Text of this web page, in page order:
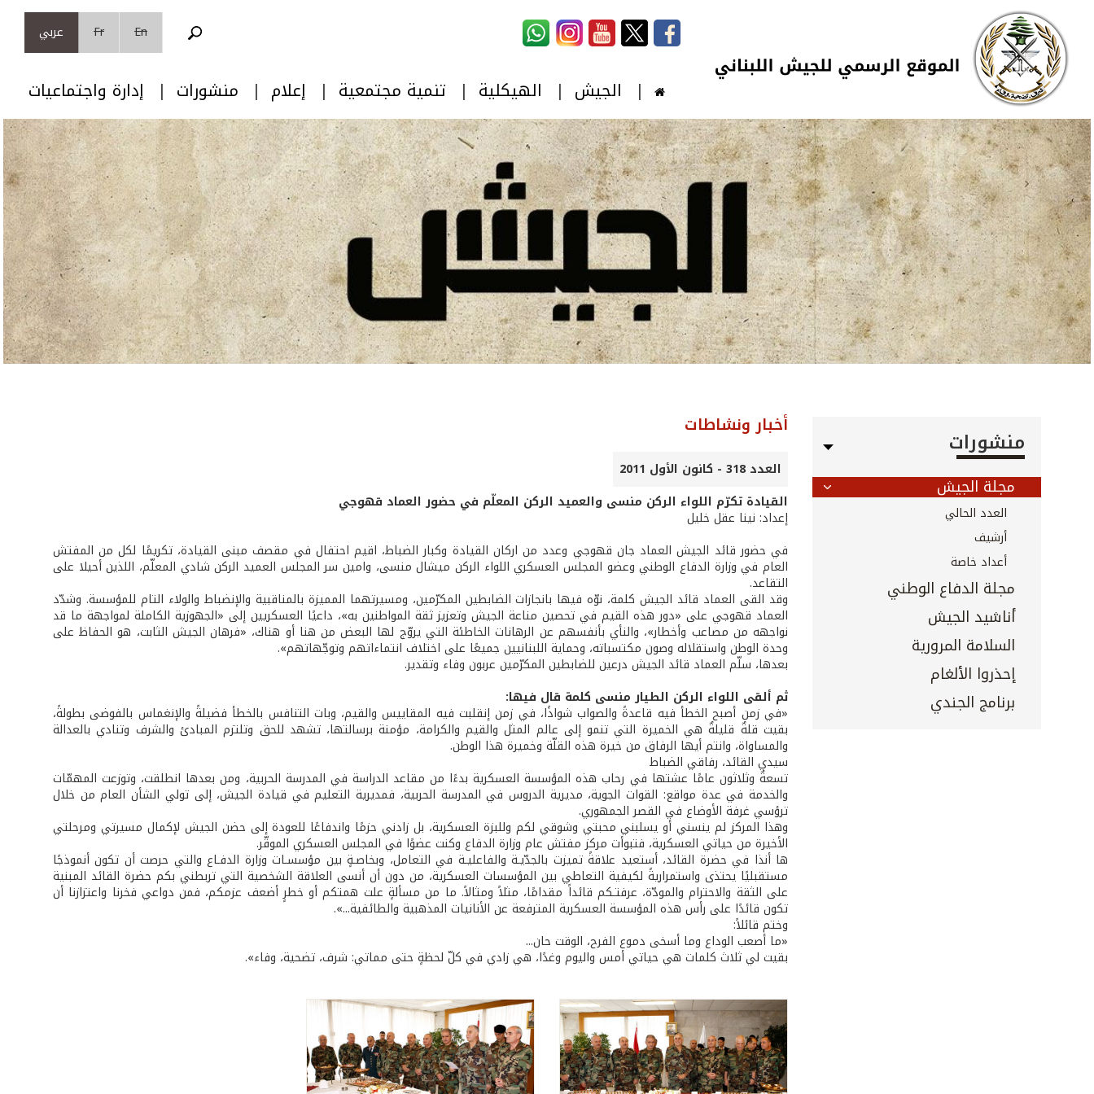
تجاوز إلى المحتوى الرئيسي
Skip to navigation
En
Fr عربي
الجيش الهيكلية تنمية مجتمعية إعلام منشورات إدارة واجتماعيات
منشورات
مجلة الجيش
العدد الحالي
أرشيف
أعداد خاصة
مجلة الدفاع الوطني
أناشيد الجيش
السلامة المرورية
إحذروا الألغام
برنامج الجندي
أخبار ونشاطات
العدد 318 - كانون الأول 2011
القيادة تكرّم اللواء الركن منسى والعميد الركن المعلّم في حضور العماد قهوجي
إعداد: نينا عقل خليل
في حضور قائد الجيش العماد جان قهوجي وعدد من اركان القيادة وكبار الضباط، اقيم احتفال في مقصف مبنى القيادة، تكريمًا لكل من المفتش
العام في وزارة الدفاع الوطني وعضو المجلس العسكري اللواء الركن ميشال منسى، وامين سر المجلس العميد الركن شادي المعلّم، اللذين أحيلا على
التقاعد.
وقد القى العماد قائد الجيش كلمة، نوّه فيها بانجازات الضابطين المكرّمين، ومسيرتهما المميزة بالمناقبية والإنضباط والولاء التام للمؤسسة. وشدّد
العماد قهوجي على «دور هذه القيم في تحصين مناعة الجيش وتعزيز ثقة المواطنين به»، داعيًا العسكريين إلى «الجهوزية الكاملة لمواجهة ما قد
نواجهه من مصاعب وأخطار»، والنأي بأنفسهم عن الرهانات الخاطئة التي يروّج لها البعض من هنا أو هناك، «فرهان الجيش الثابت، هو الحفاظ على
وحدة الوطن واستقلاله وصون مكتسباته، وحماية اللبنانيين جميعًا على اختلاف انتماءاتهم وتوجّهاتهم».
بعدها، سلّم العماد قائد الجيش درعين للضابطين المكرّمين عربون وفاء وتقدير.
ثم ألقى اللواء الركن الطيار منسى كلمة قال فيها:
«في زمن أصبح الخطأ فيه قاعدةً والصواب شواذًا، في زمن إنقلبت فيه المقاييس والقيم، وبات التنافس بالخطأ فضيلةً والإنغماس بالفوضى بطولةً،
بقيت قلةٌ قليلةٌ هي الخميرة التي تنمو إلى عالم المثل والقيم والكرامة، مؤمنة برسالتها، تشهد للحق وتلتزم المبادئ والشرف وتنادي بالعدالة
والمساواة، وانتم أيها الرفاق من خيرة هذه القلّة وخميرة هذا الوطن.
سيدي القائد، رفاقي الضباط
تسعةٌ وثلاثون عامًا عشتها في رحاب هذه المؤسسة العسكرية بدءًا من مقاعد الدراسة في المدرسة الحربية، ومن بعدها انطلقت، وتوزعت المهمّات
والخدمة في عدة مواقع: القوات الجوية، مديرية الدروس في المدرسة الحربية، فمديرية التعليم في قيادة الجيش، إلى تولي الشأن العام من خلال
ترؤسي غرفة الأوضاع في القصر الجمهوري.
وهذا المركز لم ينسني أو يسلبني محبتي وشوقي لكم وللبزة العسكرية، بل زادني حزمًا واندفاعًا للعودة إلى حضن الجيش لإكمال مسيرتي ومرحلتي
الأخيرة من حياتي العسكرية، فتبوأت مركز مفتش عام وزارة الدفاع وكنت عضوًا في المجلس العسكري الموقّر.
ها أنذا في حضرة القائد، أستعيد علاقةً تميزت بالجدّيـة والفاعليـة في التعامل، وبخاصـةٍ بين مؤسسـات وزارة الدفـاع والتي حرصت أن تكون أنموذجًا
مستقبليًا يحتذى واستمراريةً لكيفية التعاطي بين المؤسسات العسكرية، من دون أن أنسى العلاقة الشخصية التي تربطني بكم حضرة القائد المبنية
على الثقة والاحترام والمودّة، عرفتـكم قائداً مقدامًا، مثلاً ومثالاً. ما من مسألةٍ علت همتكم أو خطرٍ أضعف عزمكم، فمن دواعي فخرنا واعتزازنا أن
تكون قائدًا على رأس هذه المؤسسة العسكرية المترفعة عن الأنانيات المذهبية والطائفية...».
وختم قائلاً:
«ما أصعب الوداع وما أسخى دموع الفرح، الوقت حان...
بقيت لي ثلاث كلمات هي حياتي أمس واليوم وغدًا، هي زادي في كلّ لحظةٍ حتى مماتي: شرف، تضحية، وفاء».